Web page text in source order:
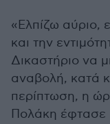
«Ελπίζω αύριο,
και την
Δικαστήριο να
αναβολή, κατά
περίπτωση, η
Πολάκη έφτασε